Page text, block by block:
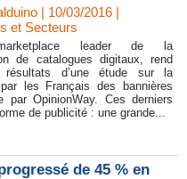
| 10/03/2016 |
et Secteurs
leader de la
de catalogues digitaux, rend
d’une étude sur la
les Français des bannières
par OpinionWay. Ces derniers
de publicité : une grande...
de 45 % en